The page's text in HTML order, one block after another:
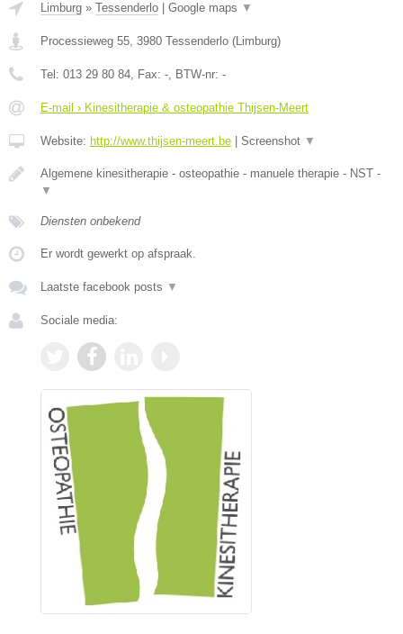
Limburg » Tessenderlo Google maps ▼
Processieweg 55, 3980 Tessenderlo (Limburg)
Tel: 013 29 80 84, Fax: -, BTW-nr: -
E-mail › Kinesitherapie & osteopathie Thijsen-Meert
Website: http://www.thijsen-meert.be Screenshot ▼
Algemene kinesitherapie - osteopathie - manuele therapie - NST -
▼
Diensten onbekend
Er wordt gewerkt op afspraak.
Laatste facebook posts ▼
Sociale media: